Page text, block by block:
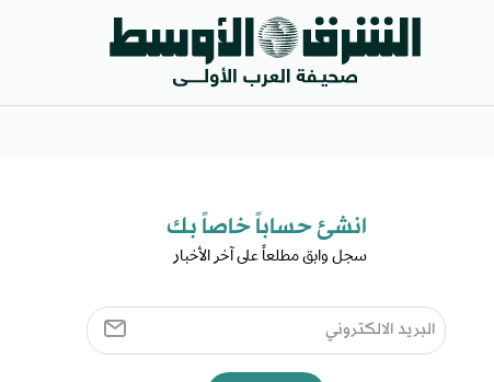
انشئ حساباً خاصاً بك​
سجل وابق مطلعاً على آخر الأخبار ​